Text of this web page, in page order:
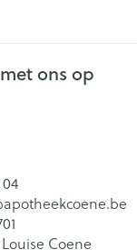
ons op
04
apotheekcoene.be
Louise Coene